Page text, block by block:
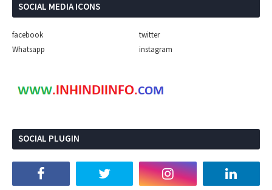
SOCIAL MEDIA ICONS
facebook
twitter
Whatsapp
instagram
SOCIAL PLUGIN